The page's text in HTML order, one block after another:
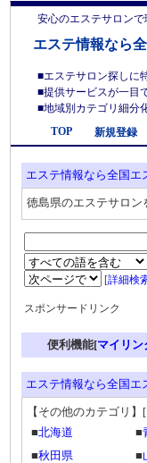
安心のエステサロンで
エステ情報なら
■エステサロン探しに
■提供サービスが一目
■地域別カテゴリ細分
TOP
新規登録
エステ情報なら全国エ
徳島県のエステサロン
[詳細検
スポンサードリンク
便利機能[マイリン
エステ情報なら全国エ
【その他のカテゴリ】 [
■北海道 ■
■秋田県 ■